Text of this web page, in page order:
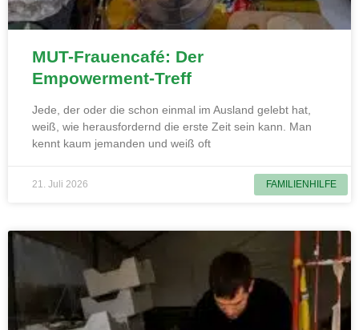
FAMILIENHILFE
MUT-Frauencafé: Der
Empowerment-Treff
Jede, der oder die schon einmal im Ausland gelebt hat,
weiß, wie herausfordernd die erste Zeit sein kann. Man
kennt kaum jemanden und weiß oft
21. Juli 2026